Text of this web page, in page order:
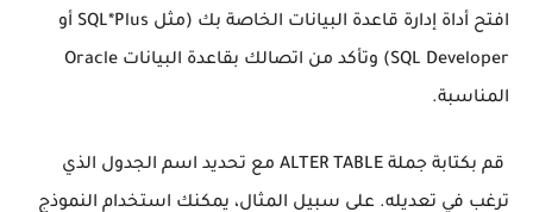
افتح أداة إدارة قاعدة البيانات الخاصة بك (مثل SQL*Plus أو
SQL Developer) وتأكد من اتصالك بقاعدة البيانات Oracle
المناسبة.
قم بكتابة جملة ALTER TABLE مع تحديد اسم الجدول الذي
ترغب في تعديله. على سبيل المثال، يمكنك استخدام النموذج